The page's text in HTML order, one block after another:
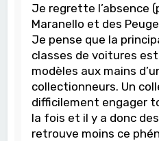
Je regrette l’absence
Maranello et des
Je pense que la
classes de voitures
modèles aux mains
collectionneurs. Un
difficilement engager
la fois et il y a donc
retrouve moins ce